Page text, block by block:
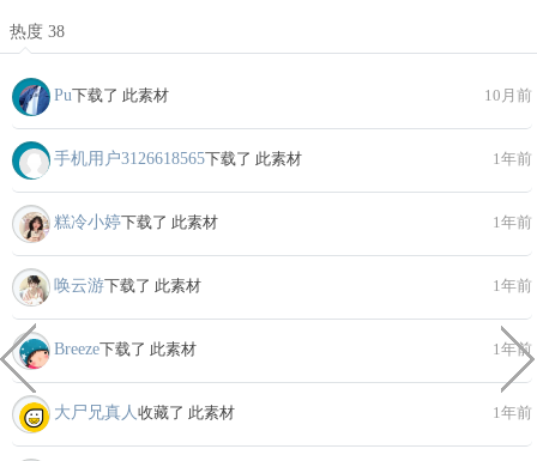
热度 38
Pu下载了 此素材 10月前
手机用户3126618565下载了 此素材 1年前
糕冷小婷下载了 此素材 1年前
唤云游下载了 此素材 1年前
Breeze下载了 此素材 1年前
大尸兄真人 收藏了 此素材 1年前